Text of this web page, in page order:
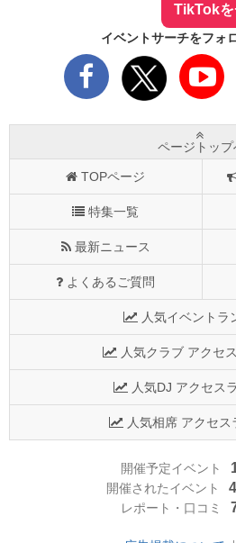
TikTokを
イベントサーチをフォ
ページトップ
TOPページ
特集一覧
最新ニュース
よくあるご質問
人気イベントラ
人気クラブ アクセ
人気DJ アクセス
人気相席 アクセス
開催予定イベント
開催されたイベント
レポート・口コミ